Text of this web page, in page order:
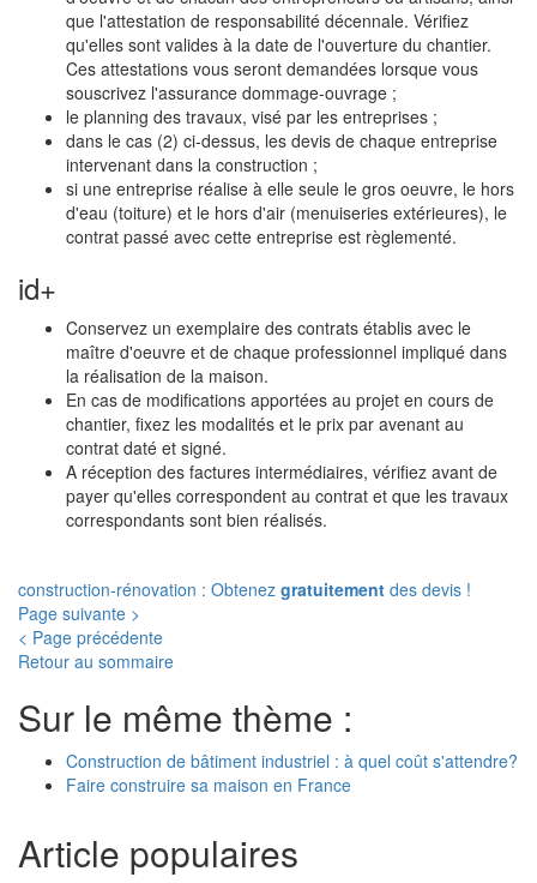
que l'attestation de responsabilité décennale. Vérifiez
qu'elles sont valides à la date de l'ouverture du chantier.
Ces attestations vous seront demandées lorsque vous
souscrivez l'assurance dommage-ouvrage ;
le planning des travaux, visé par les entreprises ;
dans le cas (2) ci-dessus, les devis de chaque entreprise
intervenant dans la construction ;
si une entreprise réalise à elle seule le gros oeuvre, le hors
d'eau (toiture) et le hors d'air (menuiseries extérieures), le
contrat passé avec cette entreprise est règlementé.
id+
Conservez un exemplaire des contrats établis avec le
maître d'oeuvre et de chaque professionnel impliqué dans
la réalisation de la maison.
En cas de modifications apportées au projet en cours de
chantier, fixez les modalités et le prix par avenant au
contrat daté et signé.
A réception des factures intermédiaires, vérifiez avant de
payer qu'elles correspondent au contrat et que les travaux
correspondants sont bien réalisés.
construction-rénovation : Obtenez gratuitement des devis !
Page suivante >
< Page précédente
Retour au sommaire
Sur le même thème :
Construction de bâtiment industriel : à quel coût s'attendre?
Faire construire sa maison en France
Article populaires